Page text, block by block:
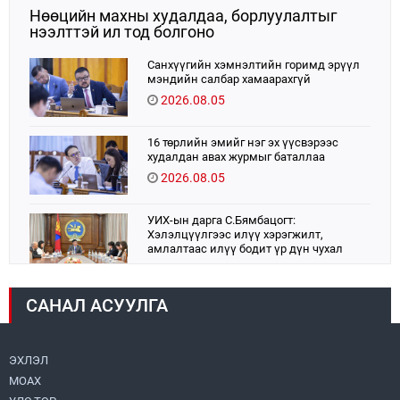
Нөөцийн махны худалдаа, борлуулалтыг
нээлттэй ил тод болгоно
Санхүүгийн хэмнэлтийн горимд эрүүл
мэндийн салбар хамаарахгүй
2026.08.05
16 төрлийн эмийг нэг эх үүсвэрээс
худалдан авах журмыг баталлаа
2026.08.05
УИХ-ын дарга С.Бямбацогт:
Хэлэлцүүлгээс илүү хэрэгжилт,
амлалтаас илүү бодит үр дүн чухал
Монголбанк 7 дугаар сард 1,439.2 кг үнэт
САНАЛ АСУУЛГА
ЭХЛЭЛ
МОАХ